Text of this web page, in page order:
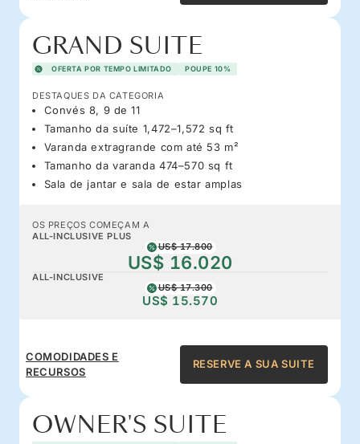
GRAND SUITE
OFERTA POR TEMPO LIMITADO POUPE 10%
DESTAQUES DA CATEGORIA
Convés 8, 9 de 11
Tamanho da suíte 1,472–1,572 sq ft
Varanda extragrande com até 53 m²
Tamanho da varanda 474–570 sq ft
Sala de jantar e sala de estar amplas
OS PREÇOS COMEÇAM A
ALL-INCLUSIVE PLUS
US$ 17.800
US$ 16.020
ALL-INCLUSIVE
US$ 17.300
US$ 15.570
COMODIDADES E
RECURSOS
RESERVE A SUA SUITE
OWNER'S SUITE